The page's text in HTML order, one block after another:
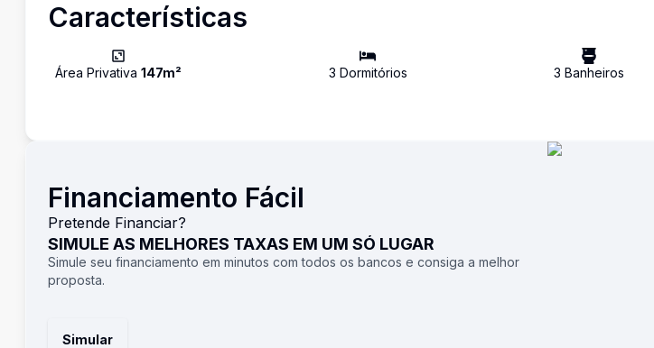
Características
Área Privativa 147m² 3 Dormitórios 3 Banheiros
Financiamento Fácil
Pretende Financiar?
SIMULE AS MELHORES TAXAS EM UM SÓ LUGAR
Simule seu financiamento em minutos com todos os bancos e consiga a melhor
proposta.
Simular